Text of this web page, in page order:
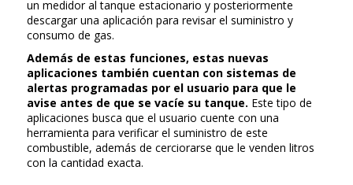
un medidor al tanque estacionario y posteriormente
descargar una aplicación para revisar el suministro y
consumo de gas.
Además de estas funciones, estas nuevas
aplicaciones también cuentan con sistemas de
alertas programadas por el usuario para que le
avise antes de que se vacíe su tanque. Este tipo de
aplicaciones busca que el usuario cuente con una
herramienta para verificar el suministro de este
combustible, además de cerciorarse que le venden litros
con la cantidad exacta.